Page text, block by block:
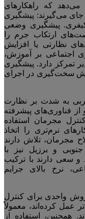
که راهکارهای
می‌گیرند: پیشگیری
پیشگیری وضعی
ارتکاب جرم را
نظارتی یا افزایش
اجتماعی بر آموزش،
تمرکز دارد. پیشگیری
سخت‌گیری در اجرای
به شدت بر نظارت
از فناوری‌های پیشرفته
مجرمان استفاده
نرم‌تری را اتخاذ
مجرمان، تلاش دارند
جنوبی و برزیل نیز با
و سعی دارند با ترکیب
نرخ بالای جرایم
واحدی برای کنترل
عمل کرده‌اند، معمولاً
همچنین، استفاده از